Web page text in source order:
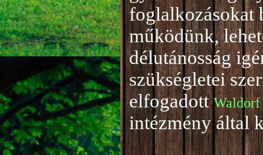
foglalkozásokat
működünk,
délutánosság
szükségletei
elfogadott Waldorf
intézmény által